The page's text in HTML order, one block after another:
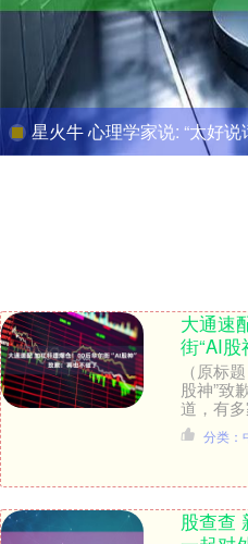
星火牛 心理学家说: “太好说话的人不值
大通速
街“AI
（原标
股神”致
道，有
分类：
股查查